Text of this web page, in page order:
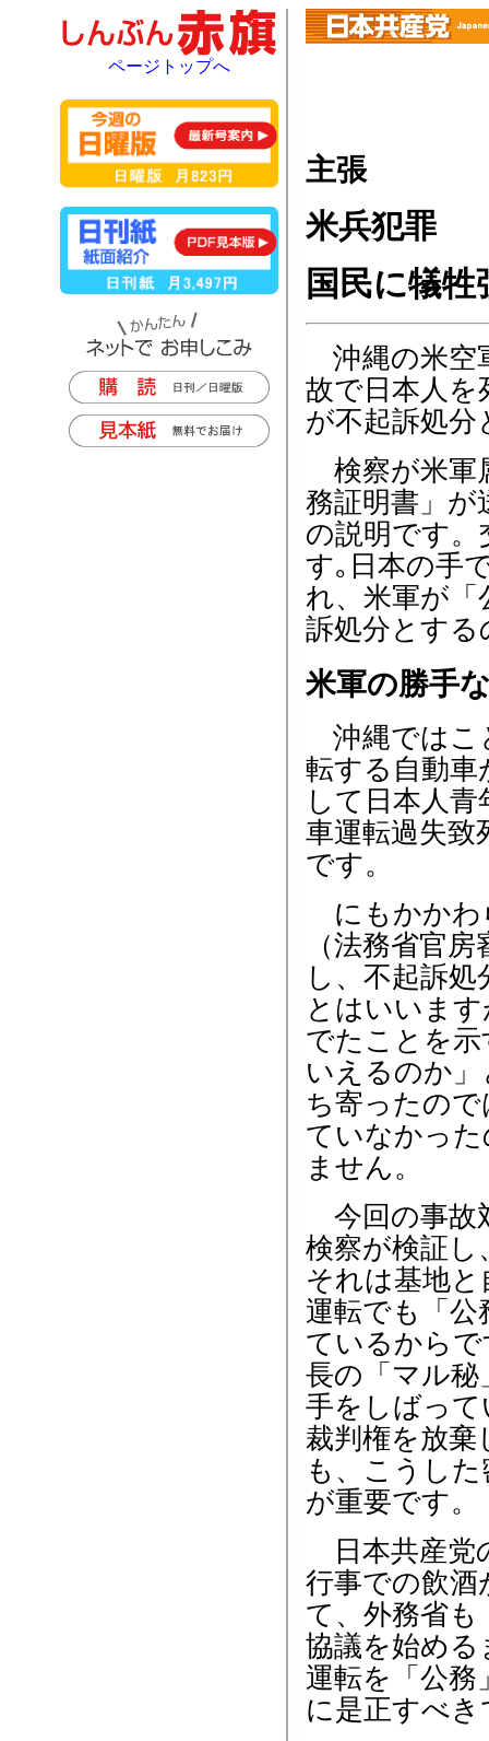
主張
米兵犯罪
国民に犠
沖縄の米空
故で日本人
が不起訴処
検察が米軍
務証明書」
の説明です。
す｡日本の手
れ、米軍が
訴処分とす
米軍の勝手
沖縄ではこ
転する自動車
して日本人
車運転過失致
です。
にもかかわ
（法務省官
し、不起訴
とはいいま
でたことを
いえるのか
ち寄ったの
ていなかっ
ません。
今回の事故
検察が検証
それは基地
運転でも「公
ているからで
長の「マル秘
手をしばって
裁判権を放棄
も、こうし
が重要です。
日本共産党
行事での飲酒
て、外務省も
協議を始め
運転を「公務
に是正すべき
ページトップへ